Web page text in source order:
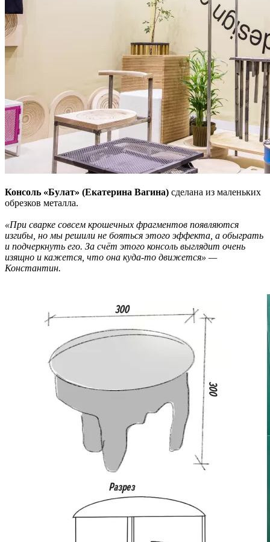
Консоль «Булат» (Екатерина Вагина) сделана из маленьких
обрезков металла.
«При сварке совсем крошечных фрагментов появляются
изгибы, но мы решили не бояться этого эффекта, а обыграть
и подчеркнуть его. За счёт этого консоль выглядит очень
изящно и кажется, что она куда-то движется» —
Константин.